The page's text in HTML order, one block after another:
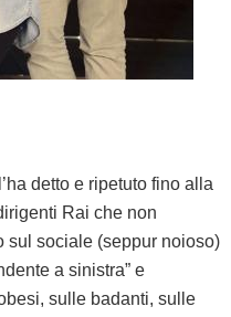
detto e ripetuto fino alla
Rai che non
sul sociale (seppur noioso)
a sinistra” e
sulle badanti, sulle